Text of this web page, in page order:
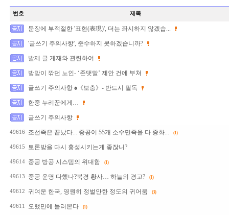
번호 제목
문장에 부적절한 '표현(表現)', 더는 좌시하지 않겠습...
'글쓰기 주의사항', 준수하지 못하겠습니까?
발제 글 게재와 관련하여
방망이 깎던 노인- ‘존댓말’ 제안 건에 부쳐
글쓰기 주의사항 ♠《보충》- 반드시 필독
한중 누리꾼에게…
글쓰기 주의사항
49616 조선족은 끝났다... 중공이 55개 소수민족을 다 중화... (1)
49615 토론방을 다시 흥성시키는게 좋잖니?
49614 중공 방공 시스템의 위대함 (1)
49613 중공 운명 다했나?북경 황사… 하늘의 경고? (1)
49612 귀여운 한국, 영원히 정벌안한 정도의 귀어움 (3)
49611 오랬만에 들러본다 (1)